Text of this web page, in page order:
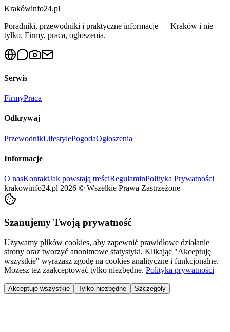
Krakówinfo24.pl
Poradniki, przewodniki i praktyczne informacje — Kraków i nie
tylko. Firmy, praca, ogłoszenia.
Serwis
FirmyPraca
Odkrywaj
PrzewodnikLifestylePogodaOgłoszenia
Informacje
O nasKontaktJak powstają treściRegulaminPolityka Prywatności
krakowinfo24.pl 2026 © Wszelkie Prawa Zastrzeżone
Szanujemy Twoją prywatność
Używamy plików cookies, aby zapewnić prawidłowe działanie
strony oraz tworzyć anonimowe statystyki. Klikając "Akceptuję
wszystkie" wyrażasz zgodę na cookies analityczne i funkcjonalne.
Możesz też zaakceptować tylko niezbędne. Polityka prywatności
Akceptuję wszystkie Tylko niezbędne Szczegóły